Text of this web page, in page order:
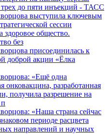
трех до пяти инъекций - ТАСС
выступила ключевым
сессии
общество.
без
присоединилась к
доброй акции «Ёлка
«Ещё одна
онковакцина, разработанная
получила разрешение на
«Наша страна сейчас
периоде расцвета
направлений и научных